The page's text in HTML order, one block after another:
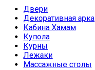
Двери
Декоративная арка
Кабина Хамам
Купола
Курны
Лежаки
Массажные столы